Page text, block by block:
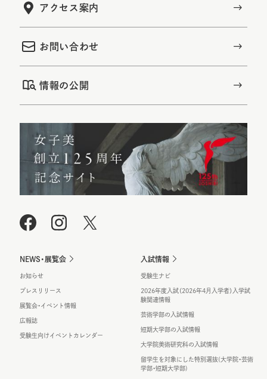
アクセス案内
お問い合わせ
情報の公開
NEWS・展覧会
お知らせ
プレスリリース
展覧会・イベント情報
広報誌
受験生向けイベントカレンダー
入試情報
受験生ナビ
2026年度入試（2026年4月入学者）入学試
験関連情報
芸術学部の入試情報
短期大学部の入試情報
大学院美術研究科の入試情報
留学生を対象にした特別選抜(大学院・芸術
学部・短期大学部)